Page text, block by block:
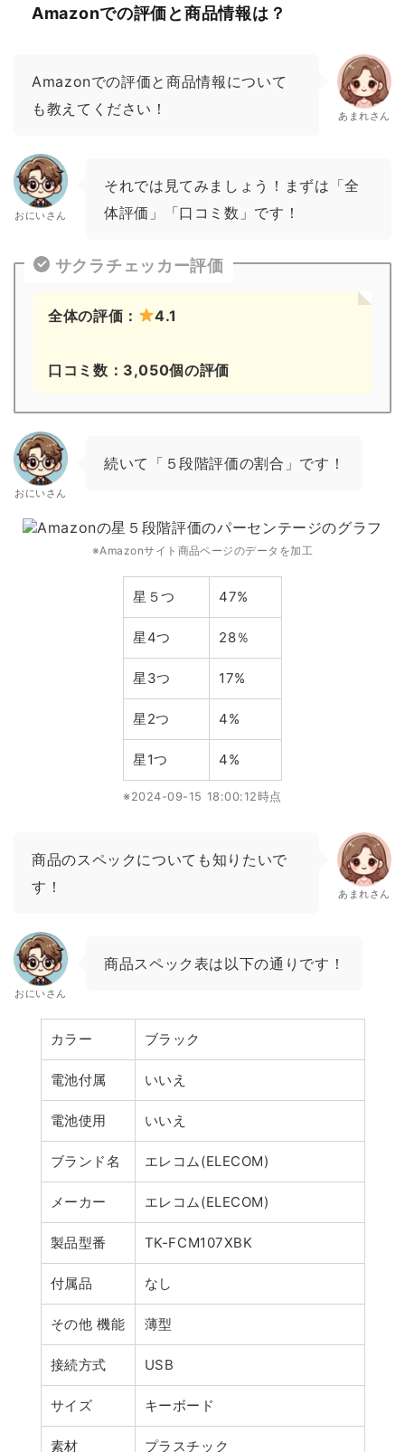
Amazonでの評価と商品情報は？
Amazonでの評価と商品情報について
も教えてください！
あまれさん
おにいさん
それでは見てみましょう！まずは「全
体評価」「口コミ数」です！
サクラチェッカー評価
全体の評価： 4.1
口コミ数：3,050個の評価
おにいさん
続いて「５段階評価の割合」です！
※Amazonサイト商品ページのデータを加工
星５つ 47%
星4つ 28％
星3つ 17%
星2つ 4%
星1つ 4%
※2024-09-15 18:00:12時点
商品のスペックについても知りたいで
す！
あまれさん
おにいさん
商品スペック表は以下の通りです！
カラー ブラック
電池付属 いいえ
電池使用 いいえ
ブランド名 エレコム(ELECOM)
メーカー エレコム(ELECOM)
製品型番 TK-FCM107XBK
付属品 なし
その他 機能 薄型
接続方式 USB
サイズ キーボード
素材 プラスチック